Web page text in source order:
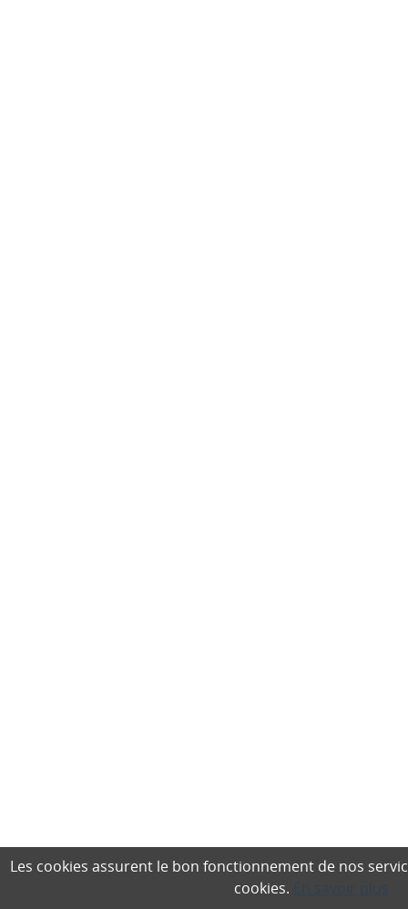
Les cookies assurent le bon fonctionnement de nos
cookies.